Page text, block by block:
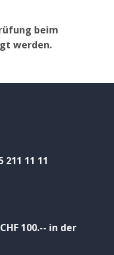
beim
werden.
211 11 11
100.-- in der